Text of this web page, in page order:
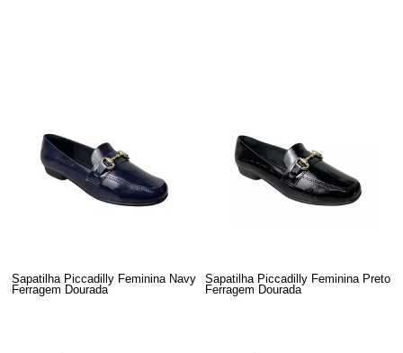
Sapatilha Piccadilly Feminina Navy
Ferragem Dourada
Sapatilha Piccadilly Feminina Preto
Ferragem Dourada